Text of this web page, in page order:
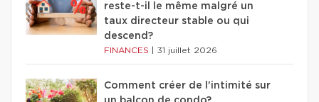
reste-t-il le même malgré un
taux directeur stable ou qui
descend?
FINANCES 31 juillet 2026
Comment créer de l'intimité sur